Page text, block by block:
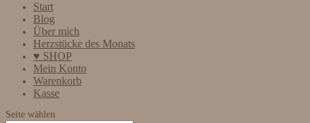
Start
Blog
Über mich
Herzstücke des Monats
♥ SHOP
Mein Konto
Warenkorb
Kasse
Seite wählen